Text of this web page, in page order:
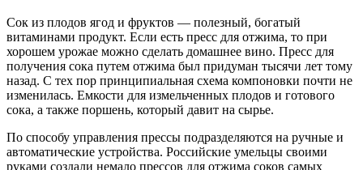
Сок из плодов ягод и фруктов — полезный, богатый
витаминами продукт. Если есть пресс для отжима, то при
хорошем урожае можно сделать домашнее вино. Пресс для
получения сока путем отжима был придуман тысячи лет тому
назад. С тех пор принципиальная схема компоновки почти не
изменилась. Емкости для измельченных плодов и готового
сока, а также поршень, который давит на сырье.
По способу управления прессы подразделяются на ручные и
автоматические устройства. Российские умельцы своими
руками создали немало прессов для отжима соков самых